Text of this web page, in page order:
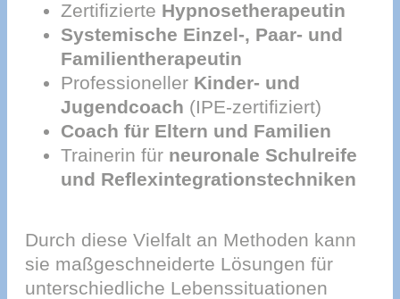
Zertifizierte Hypnosetherapeutin
Systemische Einzel-, Paar- und
Familientherapeutin
Professioneller Kinder- und
Jugendcoach (IPE-zertifiziert)
Coach für Eltern und Familien
Trainerin für neuronale Schulreife
und Reflexintegrationstechniken
Durch diese Vielfalt an Methoden kann
sie maßgeschneiderte Lösungen für
unterschiedliche Lebenssituationen